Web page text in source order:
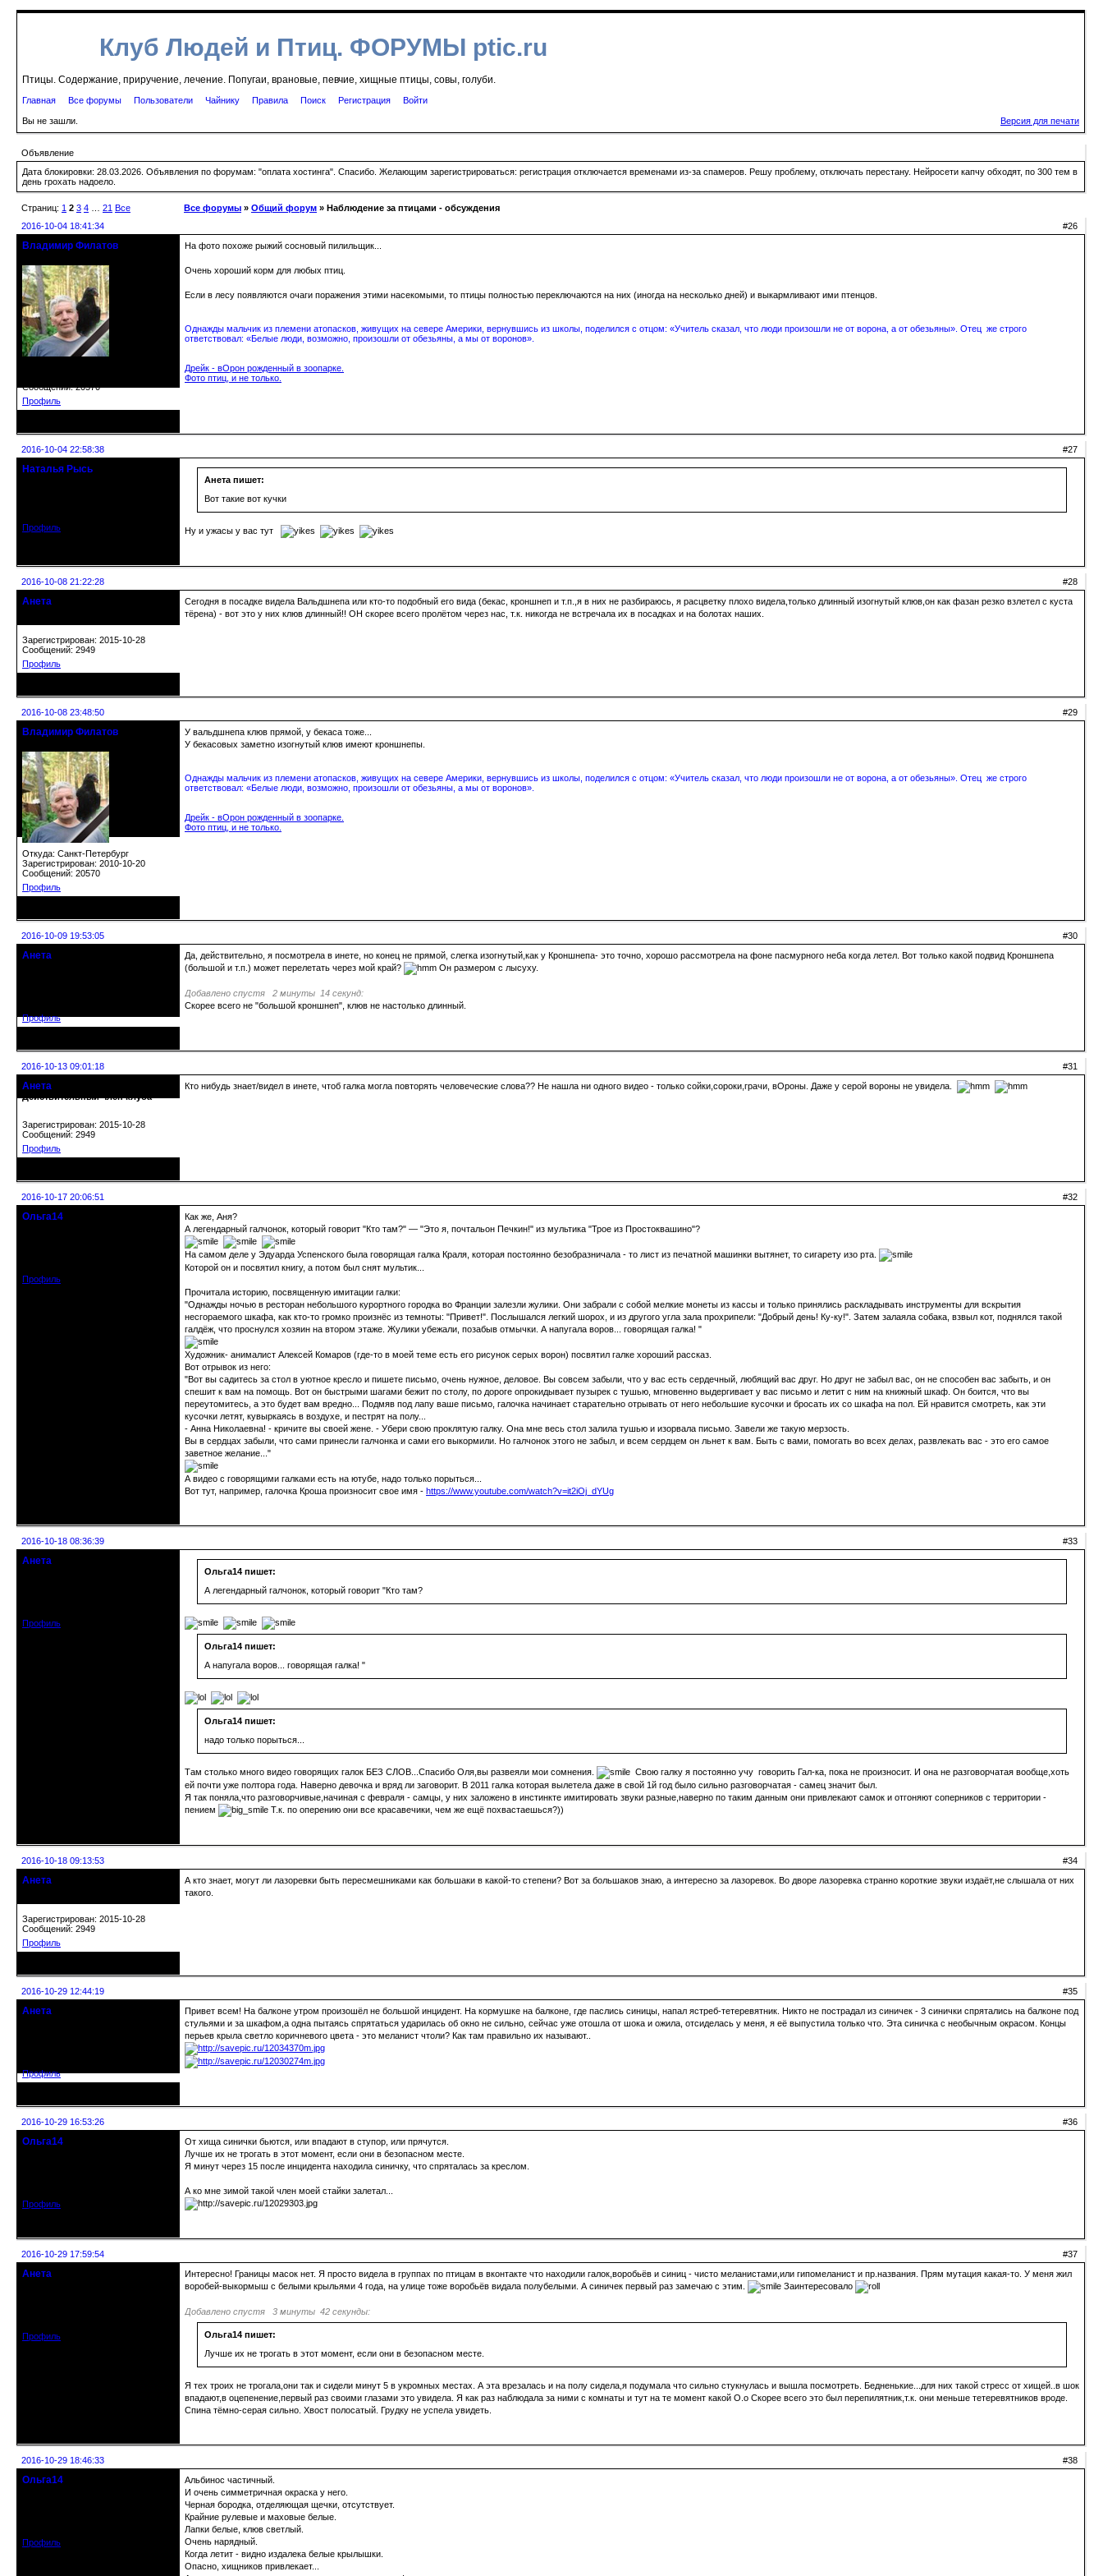
Клуб Людей и Птиц. ФОРУМЫ ptic.ru
Птицы. Содержание, приручение, лечение. Попугаи, врановые, певчие, хищные птицы, совы, голуби.
Главная Все форумы Пользователи Чайнику Правила Поиск Регистрация Войти
Вы не зашли. Версия для печати
Объявление
Дата блокировки: 28.03.2026. Объявления по форумам: "оплата хостинга". Спасибо. Желающим зарегистрироваться: регистрация отключается временами из-за спамеров. Решу проблему, отключать перестану. Нейросети капчу обходят, по 300 тем в
день грохать надоело.
Страниц: 1 2 3 4 21 Все Все форумы » Общий форум » Наблюдение за птицами - обсуждения
#26
2016-10-04 18:41:34
Владимир Филатов
Сообщений: 20570
Профиль
На фото похоже рыжий сосновый пилильщик...
Очень хороший корм для любых птиц.
Если в лесу появляются очаги поражения этими насекомыми, то птицы полностью переключаются на них (иногда на несколько дней) и выкармливают ими птенцов.
Однажды мальчик из племени атопасков, живущих на севере Америки, вернувшись из школы, поделился с отцом: «Учитель сказал, что люди произошли не от ворона, а от обезьяны». Отец же строго
ответствовал: «Белые люди, возможно, произошли от обезьяны, а мы от воронов».
Дрейк - вОрон рожденный в зоопарке.
Фото птиц, и не только.
#27
2016-10-04 22:58:38
Наталья Рысь
Профиль
Анета пишет:
Вот такие вот кучки
Ну и ужасы у вас тут
#28
2016-10-08 21:22:28
Анета
Зарегистрирован: 2015-10-28
Сообщений: 2949
Профиль
Сегодня в посадке видела Вальдшнепа или кто-то подобный его вида (бекас, кроншнеп и т.п.,я в них не разбираюсь, я расцветку плохо видела,только длинный изогнутый клюв,он как фазан резко взлетел с куста
тёрена) - вот это у них клюв длинный!! ОН скорее всего пролётом через нас, т.к. никогда не встречала их в посадках и на болотах наших.
#29
2016-10-08 23:48:50
Владимир Филатов
Откуда: Санкт-Петербург
Зарегистрирован: 2010-10-20
Сообщений: 20570
Профиль
У вальдшнепа клюв прямой, у бекаса тоже...
У бекасовых заметно изогнутый клюв имеют кроншнепы.
Однажды мальчик из племени атопасков, живущих на севере Америки, вернувшись из школы, поделился с отцом: «Учитель сказал, что люди произошли не от ворона, а от обезьяны». Отец же строго
ответствовал: «Белые люди, возможно, произошли от обезьяны, а мы от воронов».
Дрейк - вОрон рожденный в зоопарке.
Фото птиц, и не только.
#30
2016-10-09 19:53:05
Анета
Профиль
Да, действительно, я посмотрела в инете, но конец не прямой, слегка изогнутый,как у Кроншнепа- это точно, хорошо рассмотрела на фоне пасмурного неба когда летел. Вот только какой подвид Кроншнепа
(большой и т.п.) может перелетать через мой край?
Он размером с лысуху.
Добавлено спустя 2 минуты 14 секунд:
Скорее всего не "большой кроншнеп", клюв не настолько длинный.
#31
2016-10-13 09:01:18
Анета
Действительный член клуба
Зарегистрирован: 2015-10-28
Сообщений: 2949
Профиль
Кто нибудь знает/видел в инете, чтоб галка могла повторять человеческие слова?? Не нашла ни одного видео - только сойки,сороки,грачи, вОроны. Даже у серой вороны не увидела.
#32
2016-10-17 20:06:51
Ольга14
Профиль
Как же, Аня?
А легендарный галчонок, который говорит "Кто там?" — "Это я, почтальон Печкин!" из мультика "Трое из Простоквашино"?
На самом деле у Эдуарда Успенского была говорящая галка Краля, которая постоянно безобразничала - то лист из печатной машинки вытянет, то сигарету изо рта.
Которой он и посвятил книгу, а потом был снят мультик...
Прочитала историю, посвященную имитации галки:
"Однажды ночью в ресторан небольшого курортного городка во Франции залезли жулики. Они забрали с собой мелкие монеты из кассы и только принялись раскладывать инструменты для вскрытия
несгораемого шкафа, как кто-то громко произнёс из темноты: "Привет!". Послышался легкий шорох, и из другого угла зала прохрипели: "Добрый день! Ку-ку!". Затем залаяла собака, взвыл кот, поднялся такой
галдёж, что проснулся хозяин на втором этаже. Жулики убежали, позабыв отмычки. А напугала воров... говорящая галка! "
Художник- анималист Алексей Комаров (где-то в моей теме есть его рисунок серых ворон) посвятил галке хороший рассказ.
Вот отрывок из него:
"Вот вы садитесь за стол в уютное кресло и пишете письмо, очень нужное, деловое. Вы совсем забыли, что у вас есть сердечный, любящий вас друг. Но друг не забыл вас, он не способен вас забыть, и он
спешит к вам на помощь. Вот он быстрыми шагами бежит по столу, по дороге опрокидывает пузырек с тушью, мгновенно выдергивает у вас письмо и летит с ним на книжный шкаф. Он боится, что вы
переутомитесь, а это будет вам вредно... Подмяв под лапу ваше письмо, галочка начинает старательно отрывать от него небольшие кусочки и бросать их со шкафа на пол. Ей нравится смотреть, как эти
кусочки летят, кувыркаясь в воздухе, и пестрят на полу...
- Анна Николаевна! - кричите вы своей жене. - Убери свою проклятую галку. Она мне весь стол залила тушью и изорвала письмо. Завели же такую мерзость.
Вы в сердцах забыли, что сами принесли галчонка и сами его выкормили. Но галчонок этого не забыл, и всем сердцем он льнет к вам. Быть с вами, помогать во всех делах, развлекать вас - это его самое
заветное желание..."
А видео с говорящими галками есть на ютубе, надо только порыться...
Вот тут, например, галочка Кроша произносит свое имя - https://www.youtube.com/watch?v=it2iOj_dYUg
#33
2016-10-18 08:36:39
Анета
Профиль
Ольга14 пишет:
А легендарный галчонок, который говорит "Кто там?
Ольга14 пишет:
А напугала воров... говорящая галка! "
Ольга14 пишет:
надо только порыться...
Там столько много видео говорящих галок БЕЗ СЛОВ...Спасибо Оля,вы развеяли мои сомнения.
Свою галку я постоянно учу говорить Гал-ка, пока не произносит. И она не разговорчатая вообще,хоть
ей почти уже полтора года. Наверно девочка и вряд ли заговорит. В 2011 галка которая вылетела даже в свой 1й год было сильно разговорчатая - самец значит был.
Я так поняла,что разговорчивые,начиная с февраля - самцы, у них заложено в инстинкте имитировать звуки разные,наверно по таким данным они привлекают самок и отгоняют соперников с территории -
пением
Т.к. по оперению они все красавечики, чем же ещё похвастаешься?))
#34
2016-10-18 09:13:53
Анета
Зарегистрирован: 2015-10-28
Сообщений: 2949
Профиль
А кто знает, могут ли лазоревки быть пересмешниками как большаки в какой-то степени? Вот за большаков знаю, а интересно за лазоревок. Во дворе лазоревка странно короткие звуки издаёт,не слышала от них
такого.
#35
2016-10-29 12:44:19
Анета
Профиль
Привет всем! На балконе утром произошёл не большой инцидент. На кормушке на балконе, где паслись синицы, напал ястреб-тетеревятник. Никто не пострадал из синичек - 3 синички спрятались на балконе под
стульями и за шкафом,а одна пытаясь спрятаться ударилась об окно не сильно, сейчас уже отошла от шока и ожила, отсиделась у меня, я её выпустила только что. Эта синичка с необычным окрасом. Концы
перьев крыла светло коричневого цвета - это меланист чтоли? Как там правильно их называют..
#36
2016-10-29 16:53:26
Ольга14
Профиль
От хища синички бьются, или впадают в ступор, или прячутся.
Лучше их не трогать в этот момент, если они в безопасном месте.
Я минут через 15 после инцидента находила синичку, что спряталась за креслом.
А ко мне зимой такой член моей стайки залетал...
#37
2016-10-29 17:59:54
Анета
Профиль
Интересно! Границы масок нет. Я просто видела в группах по птицам в вконтакте что находили галок,воробьёв и синиц - чисто меланистами,или гипомеланист и пр.названия. Прям мутация какая-то. У меня жил
воробей-выкормыш с белыми крыльями 4 года, на улице тоже воробьёв видала полубелыми. А синичек первый раз замечаю с этим.
Заинтересовало
Добавлено спустя 3 минуты 42 секунды:
Ольга14 пишет:
Лучше их не трогать в этот момент, если они в безопасном месте.
Я тех троих не трогала,они так и сидели минут 5 в укромных местах. А эта врезалась и на полу сидела,я подумала что сильно стукнулась и вышла посмотреть. Бедненькие...для них такой стресс от хищей..в шок
впадают,в оцепенение,первый раз своими глазами это увидела. Я как раз наблюдала за ними с комнаты и тут на те момент какой О.о Скорее всего это был перепилятник,т.к. они меньше тетеревятников вроде.
Спина тёмно-серая сильно. Хвост полосатый. Грудку не успела увидеть.
#38
2016-10-29 18:46:33
Ольга14
Профиль
Альбинос частичный.
И очень симметричная окраска у него.
Черная бородка, отделяющая щечки, отсутствует.
Крайние рулевые и маховые белые.
Лапки белые, клюв светлый.
Очень нарядный.
Когда летит - видно издалека белые крылышки.
Опасно, хищников привлекает...